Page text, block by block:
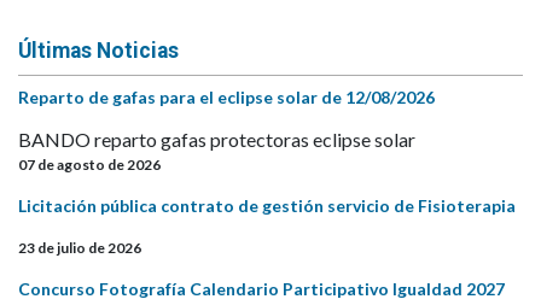
Últimas Noticias
Reparto de gafas para el eclipse solar de 12/08/2026
BANDO reparto gafas protectoras eclipse solar
07 de agosto de 2026
Licitación pública contrato de gestión servicio de Fisioterapia
23 de julio de 2026
Concurso Fotografía Calendario Participativo Igualdad 2027